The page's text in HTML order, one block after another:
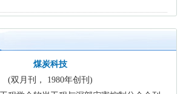
煤炭科技
(双月刊， 1980年创刊)